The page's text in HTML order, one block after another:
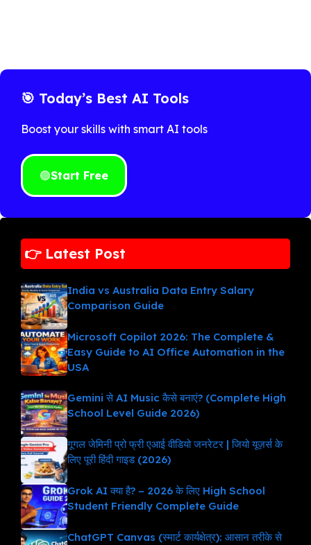
🎯 Today’s Best AI Tools
Boost your skills with smart AI tools
🟢Start Free
👉 Latest Post
India vs Australia Data Entry Salary
Comparison Guide
Microsoft Copilot 2026: The Complete &
Easy Guide to AI Office Automation in the
USA
Gemini से AI Music कैसे बनाएं? (Complete High
School Level Guide 2026)
गूगल जेमिनी प्रो फ्री एआई वीडियो जनरेटर | जियो यूज़र्स के
लिए पूरी हिंदी गाइड (2026)
Grok AI क्या है? – 2026 के लिए High School
Student Friendly Complete Guide
ChatGPT Canvas (स्मार्ट कार्यक्षेत्र): आसान तरीके से